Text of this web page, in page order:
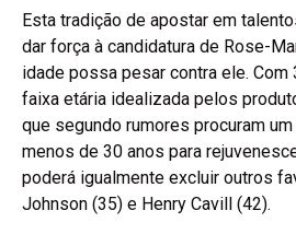
Esta tradição de apostar em
dar força à candidatura de Rose-
idade possa pesar contra ele. Com
faixa etária idealizada pelos
que segundo rumores procuram
menos de 30 anos para
poderá igualmente excluir outros
Johnson (35) e Henry Cavill (42).